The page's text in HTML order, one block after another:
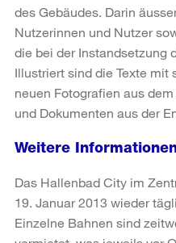
des Gebäudes. Darin
Nutzerinnen und Nutzer
die bei der Instandsetzung
Illustriert sind die Texte mit
neuen Fotografien aus
und Dokumenten aus der
Weitere
Das Hallenbad City im
19. Januar 2013 wieder
Einzelne Bahnen sind